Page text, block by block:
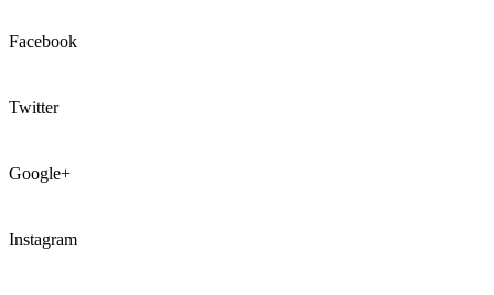
Facebook
Twitter
Google+
Instagram